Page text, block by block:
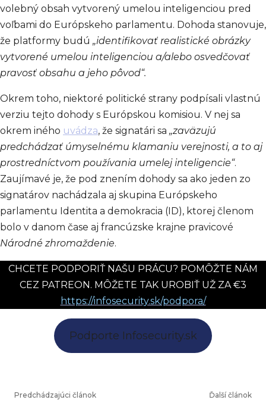
volebný obsah vytvorený umelou inteligenciou pred
voľbami do Európskeho parlamentu. Dohoda stanovuje,
že platformy budú „identifikovať realistické obrázky
vytvorené umelou inteligenciou a/alebo osvedčovať
pravosť obsahu a jeho pôvod“.
Okrem toho, niektoré politické strany podpísali vlastnú
verziu tejto dohody s Európskou komisiou. V nej sa
okrem iného uvádza, že signatári sa „zaväzujú
predchádzať úmyselnému klamaniu verejnosti, a to aj
prostredníctvom používania umelej inteligencie“.
Zaujímavé je, že pod znením dohody sa ako jeden zo
signatárov nachádzala aj skupina Európskeho
parlamentu Identita a demokracia (ID), ktorej členom
bolo v danom čase aj francúzske krajne pravicové
Národné zhromaždenie.
CHCETE PODPORIŤ NAŠU PRÁCU? POMÔŽTE NÁM
CEZ PATREON. MÔŽETE TAK UROBIŤ UŽ ZA €3
https://infosecurity.sk/podpora/
Podporte Infosecurity.sk
Predchádzajúci článok Ďalší článok